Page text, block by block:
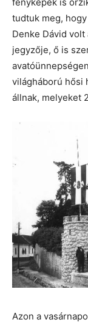
tudtuk meg,
Denke Dávid
jegyzője, ő is
világháború hősi
állnak, melyeket
Azon a